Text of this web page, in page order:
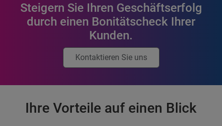
Steigern Sie Ihren Geschäftserfolg
durch einen Bonitätscheck Ihrer
Kunden.
Kontaktieren Sie uns
Ihre Vorteile auf einen Blick